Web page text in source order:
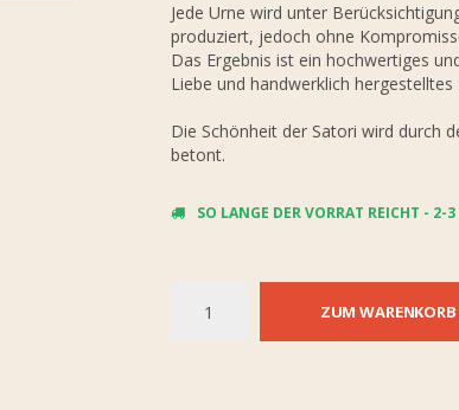
Jede Urne wird unter
produziert, jedoch ohne
Das Ergebnis ist ein hochwertiges
Liebe und handwerklich hergestelltes
Die Schönheit der Satori wird durch
betont.
SO LANGE DER VORRAT REICHT - 2-3
ZUM